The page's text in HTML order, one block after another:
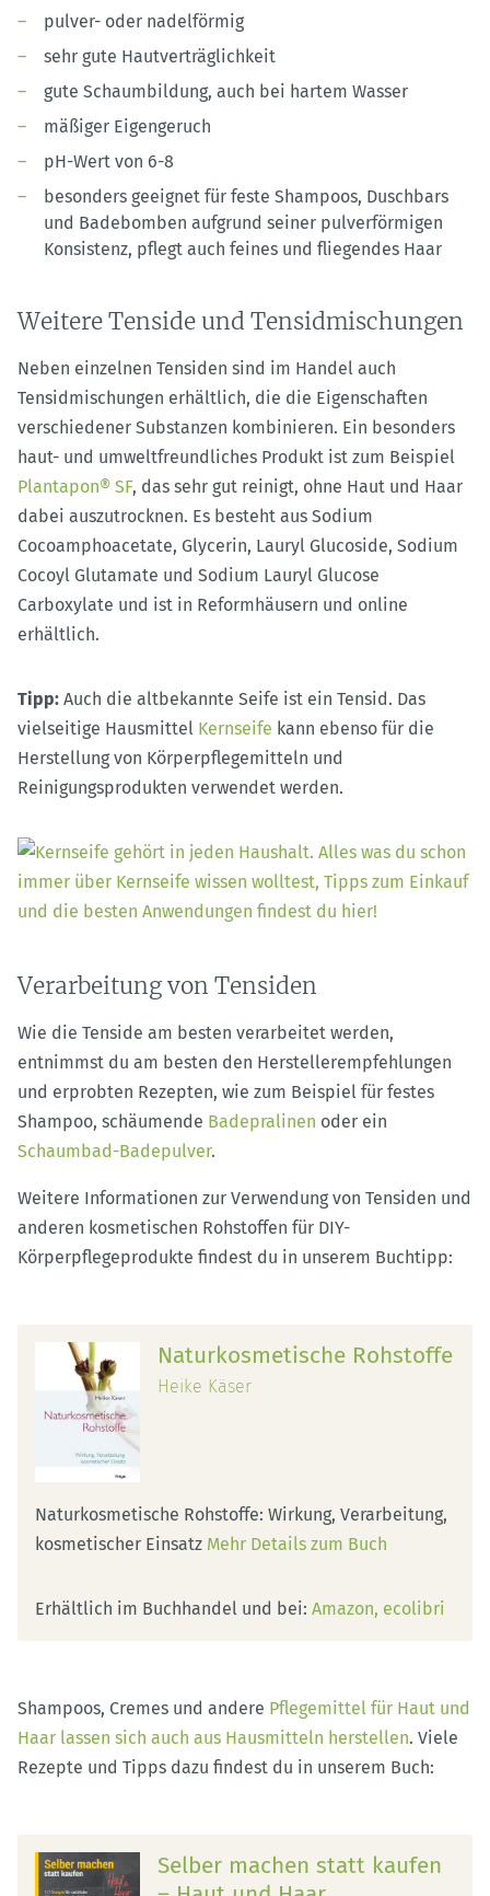
pulver- oder nadelförmig
sehr gute Hautverträglichkeit
gute Schaumbildung, auch bei hartem Wasser
mäßiger Eigengeruch
pH-Wert von 6-8
besonders geeignet für feste Shampoos, Duschbars
und Badebomben aufgrund seiner pulverförmigen
Konsistenz, pflegt auch feines und fliegendes Haar
Weitere Tenside und Tensidmischungen
Neben einzelnen Tensiden sind im Handel auch
Tensidmischungen erhältlich, die die Eigenschaften
verschiedener Substanzen kombinieren. Ein besonders
haut- und umweltfreundliches Produkt ist zum Beispiel
Plantapon® SF, das sehr gut reinigt, ohne Haut und Haar
dabei auszutrocknen. Es besteht aus Sodium
Cocoamphoacetate, Glycerin, Lauryl Glucoside, Sodium
Cocoyl Glutamate und Sodium Lauryl Glucose
Carboxylate und ist in Reformhäusern und online
erhältlich.
Tipp: Auch die altbekannte Seife ist ein Tensid. Das
vielseitige Hausmittel Kernseife kann ebenso für die
Herstellung von Körperpflegemitteln und
Reinigungsprodukten verwendet werden.
Verarbeitung von Tensiden
Wie die Tenside am besten verarbeitet werden,
entnimmst du am besten den Herstellerempfehlungen
und erprobten Rezepten, wie zum Beispiel für festes
Shampoo, schäumende Badepralinen oder ein
Schaumbad-Badepulver.
Weitere Informationen zur Verwendung von Tensiden und
anderen kosmetischen Rohstoffen für DIY-
Körperpflegeprodukte findest du in unserem Buchtipp:
Naturkosmetische Rohstoffe
Heike Käser
Naturkosmetische Rohstoffe: Wirkung, Verarbeitung,
kosmetischer Einsatz Mehr Details zum Buch
Erhältlich im Buchhandel und bei: Amazon ecolibri
Shampoos, Cremes und andere Pflegemittel für Haut und
Haar lassen sich auch aus Hausmitteln herstellen. Viele
Rezepte und Tipps dazu findest du in unserem Buch:
Selber machen statt kaufen